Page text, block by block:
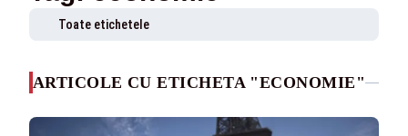
Toate etichetele
ARTICOLE CU ETICHETA "ECONOMIE"